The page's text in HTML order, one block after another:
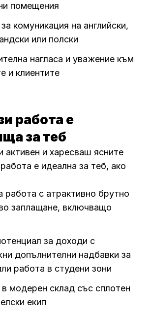
помещения
комуникация на английски,
или полски
нагласа и уважение към
и клиентите
работа е
за теб
и харесваш ясните
е идеална за теб, ако
работа с атрактивно брутно
заплащане, включващо
за доходи с
допълнителни надбавки за
работа в студени зони
модерен склад със сплотен
екип